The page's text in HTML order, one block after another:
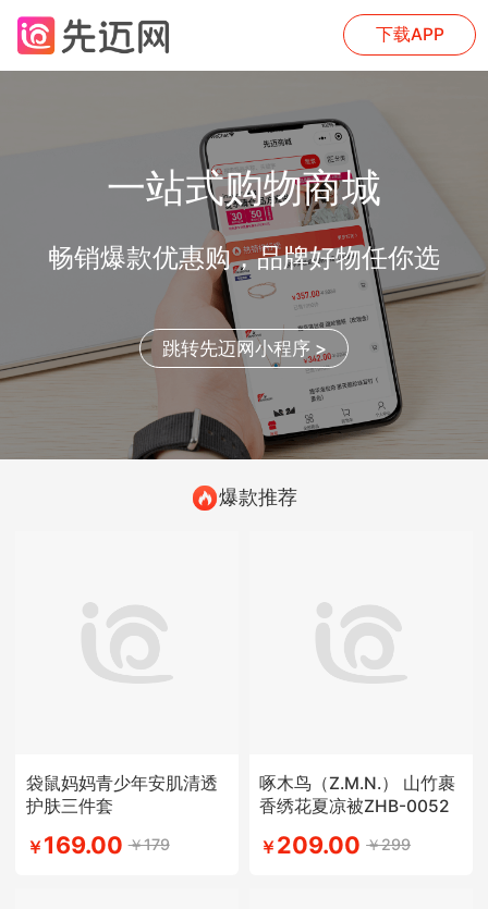
下载APP
一站式购物商城
畅销爆款优惠购，品牌好物任你选
跳转先迈网小程序 >
爆款推荐
袋鼠妈妈青少年安肌清透
护肤三件套
￥169.00 ￥179
啄木鸟（Z.M.N.） 山竹裹
香绣花夏凉被ZHB-0052
￥209.00 ￥299